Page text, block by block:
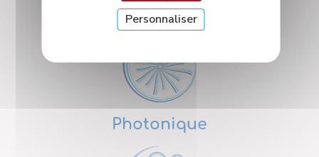
Nanosciences
Photonique
Personnaliser